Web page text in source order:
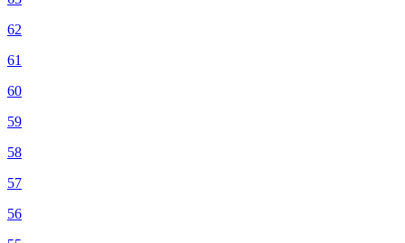
62
61
60
59
58
57
56